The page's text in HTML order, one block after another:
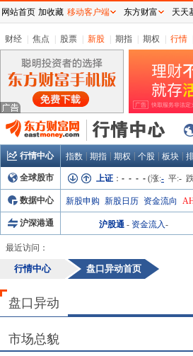
财经 焦点 股票 新股 期指 期权 行情
行情中心 指数 期指 期权 个股 板块
全球股市 上证 ： - - - - (涨:- 平:-
数据中心 新股申购 新股日历 资金流向
沪深港通 沪股通 - 资金流入-
最近访问：
行情中心 盘口异动首页
盘口异动
市场总貌
网站首页 加收藏 移动客户端 东方财富 天天